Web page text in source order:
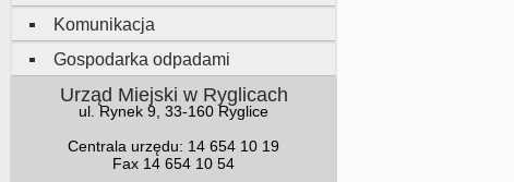
Komunikacja
Gospodarka odpadami
Urząd Miejski w Ryglicach
ul. Rynek 9, 33-160 Ryglice
Centrala urzędu: 14 654 10 19
Fax 14 654 10 54